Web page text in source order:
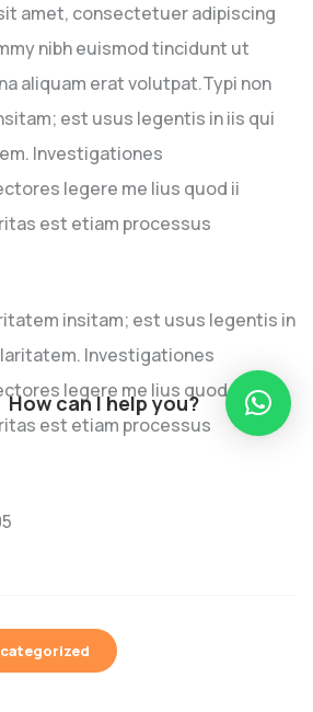
amet, consectetuer adipiscing
nibh euismod tincidunt ut
aliquam erat volutpat.Typi non
est usus legentis in iis qui
Investigationes
legere me lius quod ii
est etiam processus
insitam; est usus legentis in
Investigationes
legere me lius quod ii
est etiam processus
How can I help you?